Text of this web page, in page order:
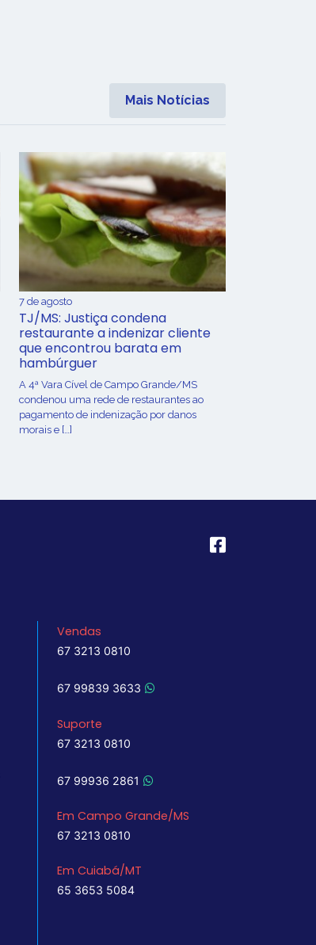
Mais Notícias
7 de agosto
TJ/MS: Justiça condena
restaurante a indenizar cliente
que encontrou barata em
hambúrguer
A 4ª Vara Cível de Campo Grande/MS
condenou uma rede de restaurantes ao
pagamento de indenização por danos
morais e […]
Vendas
67 3213 0810
67 99839 3633
Suporte
67 3213 0810
67 99936 2861
Em Campo Grande/MS
67 3213 0810
Em Cuiabá/MT
65 3653 5084